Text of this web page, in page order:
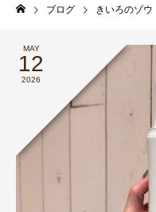
ブログ きいろのゾウ
MAY
12
2026